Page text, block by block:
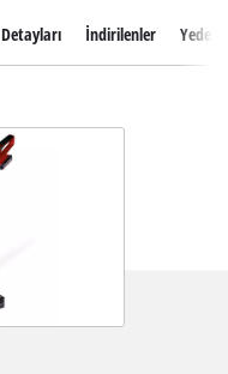
İndirilenler Yedek